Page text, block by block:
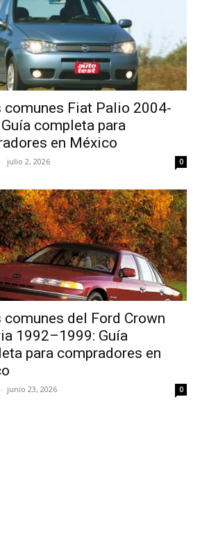
comunes Fiat Palio 2004-
completa para
en México
- julio 2, 2026 0
comunes del Ford Crown
1992–1999: Guía
para compradores en
- junio 23, 2026 0